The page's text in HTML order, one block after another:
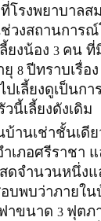
รงพยาบาลส
วงสถานการณ์
ยงน้อง 3 คน ที่
ยุ 8 ปีทราบเรื่อ
เลี้ยงดูเป็นก
นี้เลี้ยงดังเดิม
เช่าชั้นเดีย
เภอศรีราชา
ดจำนวนหนึ่ง
อบพบว่าภายใ
าขนาด 3 ฟุตภ